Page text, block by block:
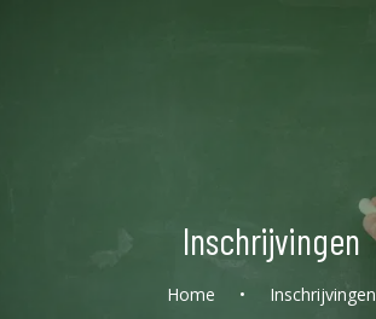
Inschrijvingen
Home • Inschrijvingen